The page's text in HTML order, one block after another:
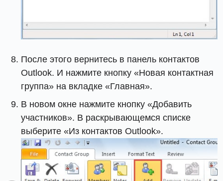
После этого вернитесь в панель контактов
Outlook. И нажмите кнопку «Новая контактная
группа» на вкладке «Главная».
В новом окне нажмите кнопку «Добавить
участников». В раскрывающемся списке
выберите «Из контактов Outlook».